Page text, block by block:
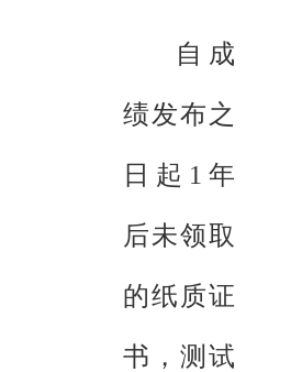
自成
绩发布之
日起1年
后未领取
的纸质证
书，测试